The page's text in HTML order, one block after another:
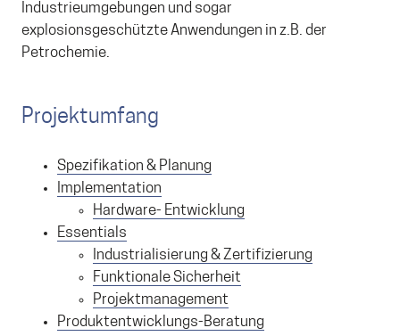
Industrieumgebungen und sogar
explosionsgeschützte Anwendungen in z.B. der
Petrochemie.
Projektumfang
Spezifikation & Planung
Implementation
Hardware- Entwicklung
Essentials
Industrialisierung & Zertifizierung
Funktionale Sicherheit
Projektmanagement
Produktentwicklungs-Beratung